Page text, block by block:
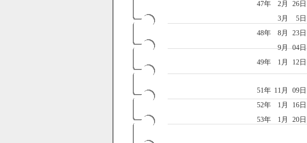
47年
2月 26日
3月
5日
48年
8月 23日
9月 04日
49年
1月 12日
51年 11月 09日
52年
1月 16日
53年
1月 20日